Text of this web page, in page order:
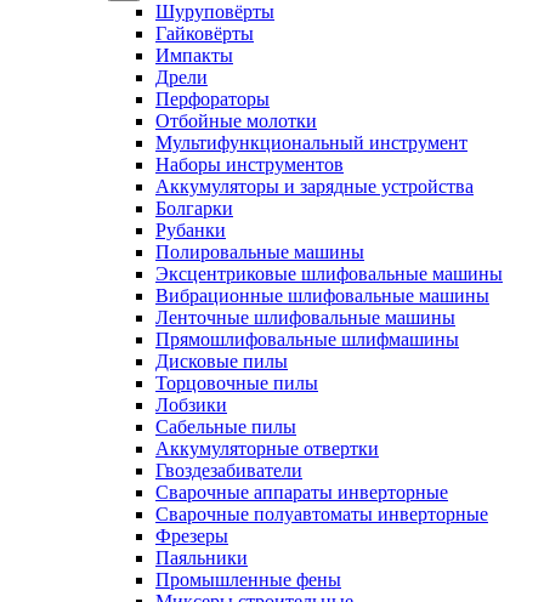
Шуруповёрты
Гайковёрты
Импакты
Дрели
Перфораторы
Отбойные молотки
Мультифункциональный инструмент
Наборы инструментов
Аккумуляторы и зарядные устройства
Болгарки
Рубанки
Полировальные машины
Эксцентриковые шлифовальные машины
Вибрационные шлифовальные машины
Ленточные шлифовальные машины
Прямошлифовальные шлифмашины
Дисковые пилы
Торцовочные пилы
Лобзики
Сабельные пилы
Аккумуляторные отвертки
Гвоздезабиватели
Сварочные аппараты инверторные
Сварочные полуавтоматы инверторные
Фрезеры
Паяльники
Промышленные фены